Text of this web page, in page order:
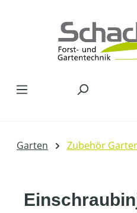
Garten Zubehör